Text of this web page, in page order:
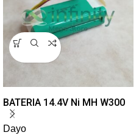
BATERIA 14.4V Ni MH W300
Dayo